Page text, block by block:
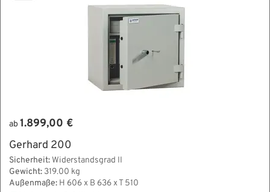
ab 1.899,00 €
Gerhard 200
Sicherheit: Widerstandsgrad II
Gewicht: 319.00 kg
Außenmaße: H 606 x B 636 x T 510